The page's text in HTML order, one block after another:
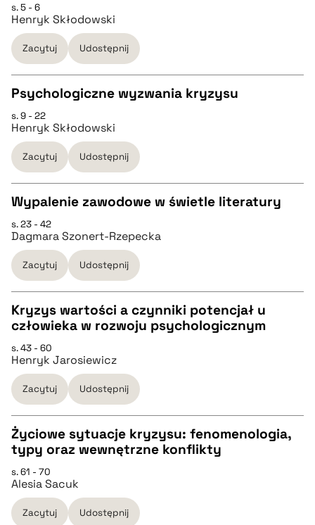
s. 5 - 6
Henryk Skłodowski
Zacytuj Udostępnij
CZYSTY TEKST
pobierz cytat
BIBTEX
pobierz cytat
Psychologiczne wyzwania kryzysu
s. 9 - 22
Henryk Skłodowski
Zacytuj Udostępnij
CZYSTY TEKST
pobierz cytat
BIBTEX
pobierz cytat
Wypalenie zawodowe w świetle literatury
s. 23 - 42
Dagmara Szonert-Rzepecka
Zacytuj Udostępnij
pobierz cytat
BIBTEX
pobierz cytat
Kryzys wartości a czynniki potencjał u
człowieka w rozwoju psychologicznym
s. 43 - 60
Henryk Jarosiewicz
Zacytuj Udostępnij
CZYSTY TEKST
pobierz cytat
Życiowe sytuacje kryzysu: fenomenologia,
typy oraz wewnętrzne konflikty
s. 61 - 70
Alesia Sacuk
Zacytuj Udostępnij